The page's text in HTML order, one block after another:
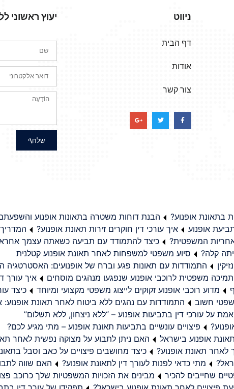
ניווט
דף הבית
אודות
צור קשר
יעוץ ראשוני
שלח\י
בתאונת אופנוע?
הבנת דוחות משטרה בתאונות אופנוע
אופנוע
איך עורכי דין חוקרים זירות תאונת אופנוע?
המשפטית?
כיצד להתמודד עם תביעה כשאתה עצמך
קלה?
סיוע משפטי למשפחות לאחר תאונת אופנוע קטלנית
התמודדות עם תאונות פגע וברח של אופנועים:
תמיכה משפטית לרוכבי אופנוע שנפגעו מנהגים מוסחים
איך עורך
מדוע רוכבי אופנוע זקוקים לייצוג משפטי מקצועי ומיוחד
כיצד
חשוב
התמודדות עם נהגים ללא ביטוח לאחר תאונת אופנוע:
על עורכי דין בתביעות אופנוע – “ללא ניצחון, ללא תשלום”
פיצויים עונשיים בתביעות תאונת אופנוע – מתי מגיע לכם?
אופנוע בישראל
האם ניתן לתבוע על מצוקה נפשית לאחר
לאחר תאונת אופנוע?
כיצד מחושבים פיצויים על כאב וסבל
מתי כדאי לפנות לעורך דין לתאונת אופנוע?
האם שווה
שחייבים להכיר
מבינים את הזכויות המשפטיות שלך כרוכב